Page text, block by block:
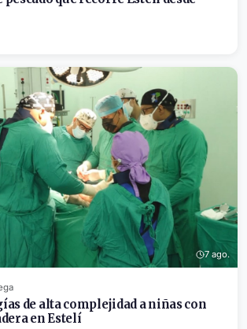
7 ago.
de alta complejidad a niñas con
en Estelí